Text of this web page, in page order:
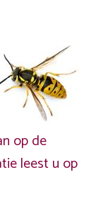
op de
leest u op